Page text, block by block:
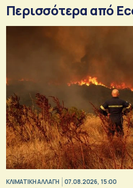
Περισσότερα από
ΚΛΙΜΑΤΙΚΗ ΑΛΛΑΓΗ 07.08.2026, 15:00